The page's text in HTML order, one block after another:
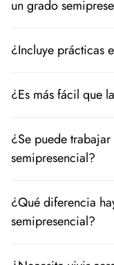
un grado
¿Incluye prácticas
¿Es más fácil que
¿Se puede
semipresencial?
¿Qué diferencia
semipresencial?